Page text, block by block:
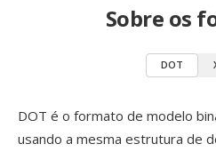
Sobre os
DOT
DOT é o formato de modelo
usando a mesma estrutura de